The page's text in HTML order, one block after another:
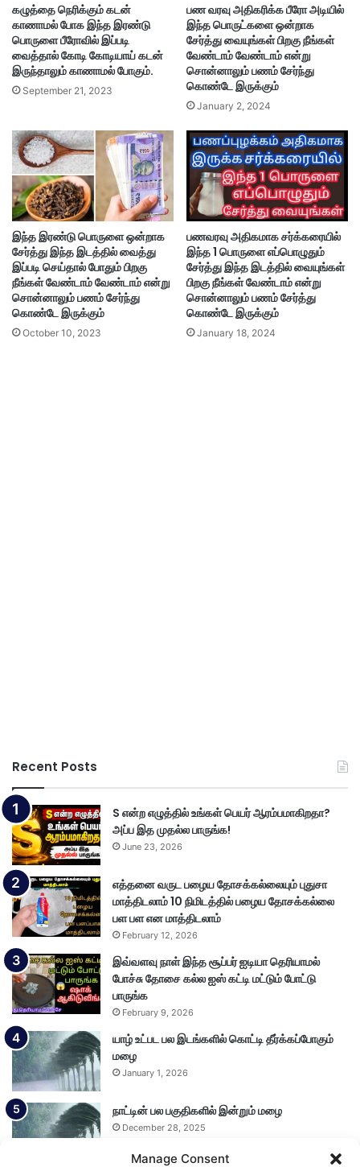
Manage Consent
கழுத்தை நெரிக்கும் கடன்
காணாமல் போக இந்த இரண்டு
பொருளை பீரோவில் இப்படி
வைத்தால் கோடி கோடியாய் கடன்
இருந்தாலும் காணாமல் போகும்.
September 21, 2023
பண வரவு அதிகரிக்க பீரோ அடியில்
இந்த பொருட்களை ஒன்றாக
சேர்த்து வையுங்கள் பிறகு நீங்கள்
வேண்டாம் வேண்டாம் என்று
சொன்னாலும் பணம் சேர்ந்து
கொண்டே இருக்கும்
January 2, 2024
இந்த இரண்டு பொருளை ஒன்றாக
சேர்த்து இந்த இடத்தில் வைத்து
இப்படி செய்தால் போதும் பிறகு
நீங்கள் வேண்டாம் வேண்டாம் என்று
சொன்னாலும் பணம் சேர்ந்து
கொண்டே இருக்கும்
October 10, 2023
பணவரவு அதிகமாக சர்க்கரையில்
இந்த 1 பொருளை எப்பொழுதும்
சேர்த்து இந்த இடத்தில் வையுங்கள்
பிறகு நீங்கள் வேண்டாம் என்று
சொன்னாலும் பணம் சேர்த்து
கொண்டே இருக்கும்
January 18, 2024
Recent Posts
S என்ற எழுத்தில் உங்கள் பெயர் ஆரம்பமாகிறதா?
அப்ப இத முதல்ல பாருங்க!
June 23, 2026
எத்தனை வருட பழைய தோசக்கல்லையும் புதுசா
மாத்திடலாம் 10 நிமிடத்தில் பழைய தோசக்கல்லை
பள பள என மாத்திடலாம்
February 12, 2026
இவ்வளவு நாள் இந்த சூப்பர் ஐடியா தெரியாமல்
போச்சு தோசை கல்ல ஐஸ் கட்டி மட்டும் போட்டு
பாருங்க
February 9, 2026
யாழ் உட்பட பல இடங்களில் கொட்டி தீர்க்கப்போகும்
மழை
January 1, 2026
நாட்டின் பல பகுதிகளில் இன்றும் மழை
December 28, 2025